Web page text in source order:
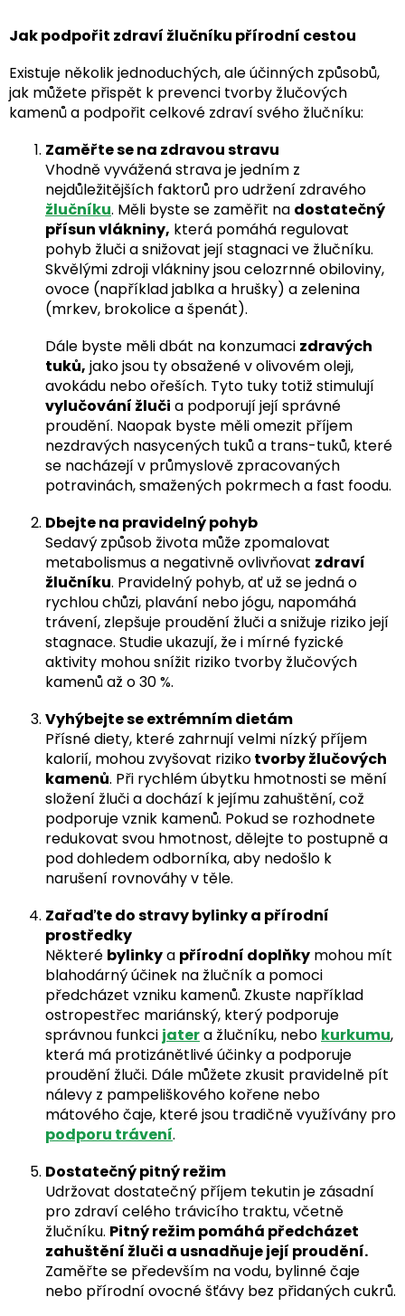
Jak podpořit zdraví žlučníku přírodní cestou
Existuje několik jednoduchých, ale účinných způsobů,
jak můžete přispět k prevenci tvorby žlučových
kamenů a podpořit celkové zdraví svého žlučníku:
Zaměřte se na zdravou stravu
Vhodně vyvážená strava je jedním z
nejdůležitějších faktorů pro udržení zdravého
žlučníku. Měli byste se zaměřit na dostatečný
přísun vlákniny, která pomáhá regulovat
pohyb žluči a snižovat její stagnaci ve žlučníku.
Skvělými zdroji vlákniny jsou celozrnné obiloviny,
ovoce (například jablka a hrušky) a zelenina
(mrkev, brokolice a špenát).
Dále byste měli dbát na konzumaci zdravých
tuků, jako jsou ty obsažené v olivovém oleji,
avokádu nebo ořeších. Tyto tuky totiž stimulují
vylučování žluči a podporují její správné
proudění. Naopak byste měli omezit příjem
nezdravých nasycených tuků a trans-tuků, které
se nacházejí v průmyslově zpracovaných
potravinách, smažených pokrmech a fast foodu.
Dbejte na pravidelný pohyb
Sedavý způsob života může zpomalovat
metabolismus a negativně ovlivňovat zdraví
žlučníku. Pravidelný pohyb, ať už se jedná o
rychlou chůzi, plavání nebo jógu, napomáhá
trávení, zlepšuje proudění žluči a snižuje riziko její
stagnace. Studie ukazují, že i mírné fyzické
aktivity mohou snížit riziko tvorby žlučových
kamenů až o 30 %.
Vyhýbejte se extrémním dietám
Přísné diety, které zahrnují velmi nízký příjem
kalorií, mohou zvyšovat rizikotvorby žlučových
kamenů. Při rychlém úbytku hmotnosti se mění
složení žluči a dochází k jejímu zahuštění, což
podporuje vznik kamenů. Pokud se rozhodnete
redukovat svou hmotnost, dělejte to postupně a
pod dohledem odborníka, aby nedošlo k
narušení rovnováhy v těle.
Zařaďte do stravy bylinky a přírodní
prostředky
Některé bylinkya přírodní doplňky mohou mít
blahodárný účinek na žlučník a pomoci
předcházet vzniku kamenů. Zkuste například
ostropestřec mariánský, který podporuje
správnou funkci jatera žlučníku, nebo kurkumu,
která má protizánětlivé účinky a podporuje
proudění žluči. Dále můžete zkusit pravidelně pít
nálevy z pampeliškového kořene nebo
mátového čaje, které jsou tradičně využívány pro
podporu trávení.
Dostatečný pitný režim
Udržovat dostatečný příjem tekutin je zásadní
pro zdraví celého trávicího traktu, včetně
žlučníku. Pitný režim pomáhá předcházet
zahuštění žluči a usnadňuje její proudění.
Zaměřte se především na vodu, bylinné čaje
nebo přírodní ovocné šťávy bez přidaných cukrů.